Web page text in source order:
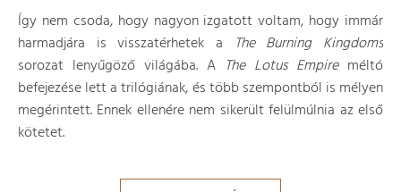
Így nem csoda, hogy nagyon izgatott voltam, hogy immár
harmadjára is visszatérhetek a
The Burning Kingdoms
sorozat lenyűgöző világába. A The Lotus Empireméltó
befejezése lett a trilógiának, és több szempontból is mélyen
megérintett. Ennek ellenére nem sikerült felülmúlnia az első
kötetet.